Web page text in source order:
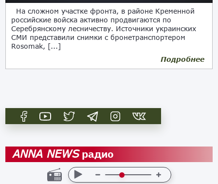
На сложном участке фронта, в районе Кременной
российские войска активно продвигаются по
Серебрянскому лесничеству. Источники украинских
СМИ представили снимки с бронетранспортером
Rosomak, [...]
Подробнее
ANNA NEWSрадио